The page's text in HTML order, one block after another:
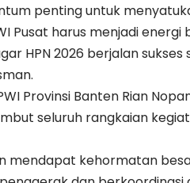
penting untuk
Pusat harus menjadi
HPN 2026 berjalan
Provinsi Banten Rian
seluruh rangkaian
mendapat kehormatan